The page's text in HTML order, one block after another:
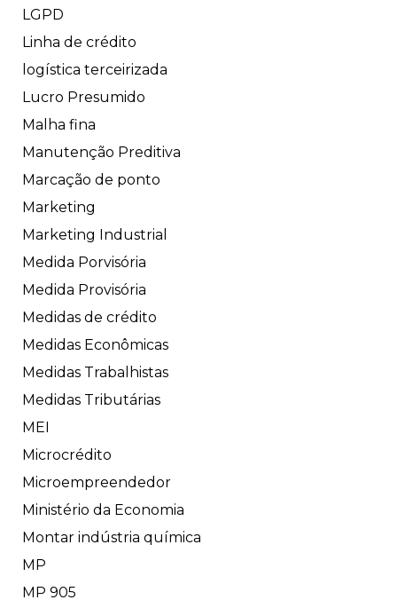
LGPD
Linha de crédito
logística terceirizada
Lucro Presumido
Malha fina
Manutenção Preditiva
Marcação de ponto
Marketing
Marketing Industrial
Medida Porvisória
Medida Provisória
Medidas de crédito
Medidas Econômicas
Medidas Trabalhistas
Medidas Tributárias
MEI
Microcrédito
Microempreendedor
Ministério da Economia
Montar indústria química
MP
MP 905